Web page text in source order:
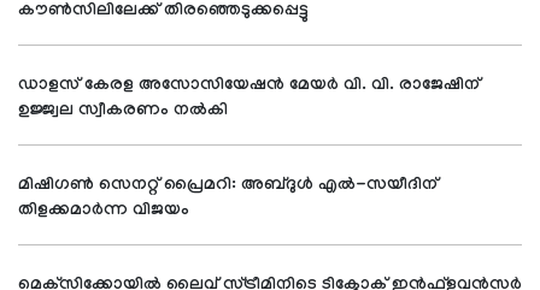
കൗണ്‍സിലിലേക്ക് തിരഞ്ഞെടുക്കപ്പെട്ടു
ഡാളസ് കേരള അസോസിയേഷന്‍ മേയര്‍ വി. വി. രാജേഷിന്
ഉജ്ജ്വല സ്വീകരണം നല്‍കി
മിഷിഗണ്‍ സെനറ്റ് പ്രൈമറി: അബ്ദുള്‍ എല്‍-സയീദിന്
തിളക്കമാര്‍ന്ന വിജയം
മെക്‌സിക്കോയില്‍ ലൈവ് സ്ട്രീമിനിടെ ടിക്ടോക് ഇന്‍ഫ്‌ളുവന്‍സര്‍